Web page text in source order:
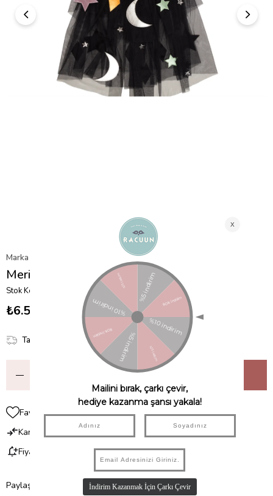
Marka
Meri Meri - Halloween Cadı Kostümü Seti
Stok Kodu
₺6.500,00
Tahmini Teslim Süresi 2 Gün İçinde Teslim
Favorilere Ekle
Karşılaştır
Fiyat Düşünce Haber Ver
Paylaş